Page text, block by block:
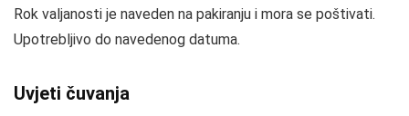
Rok valjanosti je naveden na pakiranju i mora se poštivati.
Upotrebljivo do navedenog datuma.
Uvjeti čuvanja